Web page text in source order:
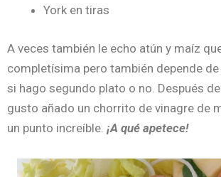
York en tiras
A veces también le echo atún y maíz
completísima pero también depende
si hago segundo plato o no. Después
gusto añado un chorrito de vinagre de
un punto increíble. ¡A qué apetece!